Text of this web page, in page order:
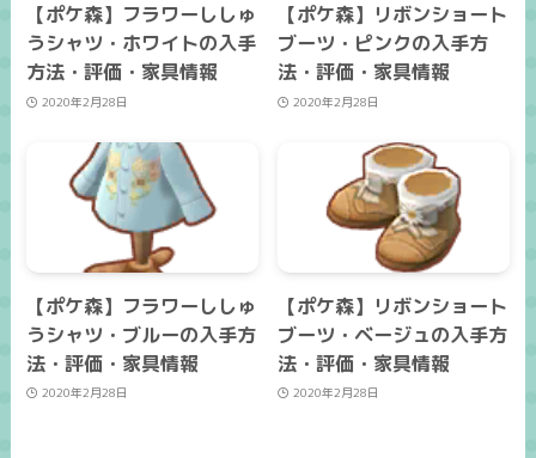
【ポケ森】フラワーししゅ
うシャツ・ホワイトの入手
方法・評価・家具情報
2020年2月28日
【ポケ森】リボンショート
ブーツ・ピンクの入手方
法・評価・家具情報
2020年2月28日
【ポケ森】フラワーししゅ
うシャツ・ブルーの入手方
法・評価・家具情報
2020年2月28日
【ポケ森】リボンショート
ブーツ・ベージュの入手方
法・評価・家具情報
2020年2月28日